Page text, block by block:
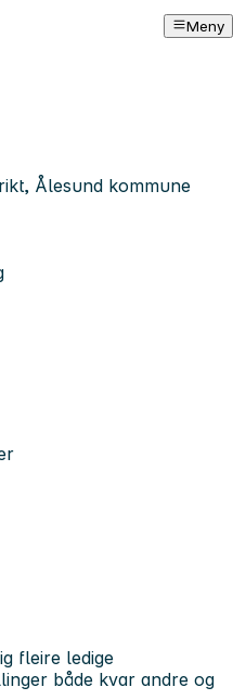
Meny
Ålesund kommune
fleire ledige
både kvar andre og